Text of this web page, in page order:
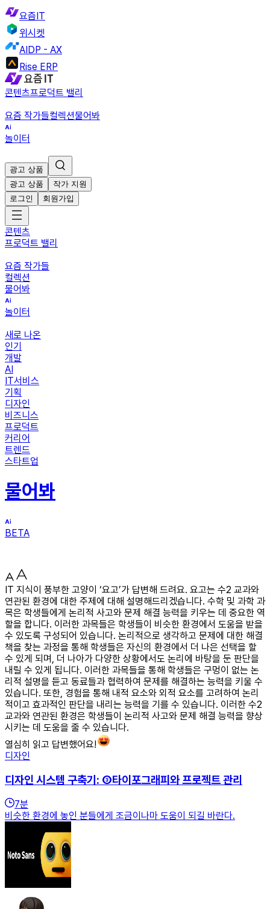
요즘IT
위시켓
AIDP - AX
Rise ERP
콘텐츠프로덕트 밸리
요즘 작가들컬렉션물어봐
놀이터
광고 상품
광고 상품
작가 지원
로그인
회원가입
콘텐츠
프로덕트 밸리
요즘 작가들
컬렉션
물어봐
놀이터
새로 나온
인기
개발
AI
IT서비스
기획
디자인
비즈니스
프로덕트
커리어
트렌드
스타트업
물어봐
BETA
IT 지식이 풍부한 고양이 ‘요고’가 답변해 드려요. 요고는 수2 교과와
연관된 환경에 대한 주제에 대해 설명해드리겠습니다. 수학 및 과학 과
목은 학생들에게 논리적 사고와 문제 해결 능력을 키우는 데 중요한 역
할을 합니다. 이러한 과목들은 학생들이 비슷한 환경에서 도움을 받을
수 있도록 구성되어 있습니다. 논리적으로 생각하고 문제에 대한 해결
책을 찾는 과정을 통해 학생들은 자신의 환경에서 더 나은 선택을 할
수 있게 되며, 더 나아가 다양한 상황에서도 논리에 바탕을 둔 판단을
내릴 수 있게 됩니다. 이러한 과목들을 통해 학생들은 구멍이 없는 논
리적 설명을 듣고 동료들과 협력하여 문제를 해결하는 능력을 키울 수
있습니다. 또한, 경험을 통해 내적 요소와 외적 요소를 고려하여 논리
적이고 효과적인 판단을 내리는 능력을 기를 수 있습니다. 이러한 수2
교과와 연관된 환경은 학생들이 논리적 사고와 문제 해결 능력을 향상
시키는 데 도움을 줄 수 있습니다.
열심히 읽고 답변했어요!
디자인
디자인 시스템 구축기: ③타이포그래피와 프로젝트 관리
7분
비슷한 환경에 놓인 분들에게 조금이나마 도움이 되길 바란다.